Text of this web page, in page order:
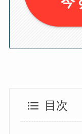
目次